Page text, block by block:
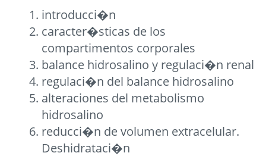
introducci�n
caracter�sticas de los
compartimentos corporales
balance hidrosalino y regulaci�n renal
regulaci�n del balance hidrosalino
alteraciones del metabolismo
hidrosalino
reducci�n de volumen extracelular.
Deshidrataci�n